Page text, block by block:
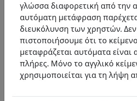
γλώσσα διαφορετική από την
αυτόματη μετάφραση
διευκόλυνση των χρηστών.
πιστοποιήσουμε ότι το
μεταφράζεται αυτόματα είναι
πλήρες. Μόνο το αγγλικό
χρησιμοποιείται για τη λήψη